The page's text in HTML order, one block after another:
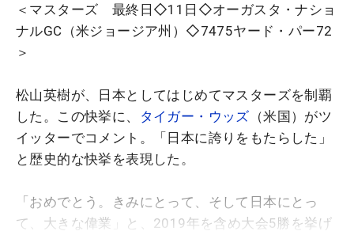
＜マスターズ 最終日◇11日◇オーガスタ・ナショ
ナルGC（米ジョージア州）◇7475ヤード・パー72
＞
松山英樹が、日本としてはじめてマスターズを制覇
した。この快挙に、
タイガー・ウッズ （米国）がツ
イッターでコメント。「日本に誇りをもたらした」
と歴史的な快挙を表現した。
「おめでとう。きみにとって、そして日本にとっ
て、大きな偉業」と、2019年を含め大会5勝を挙げ